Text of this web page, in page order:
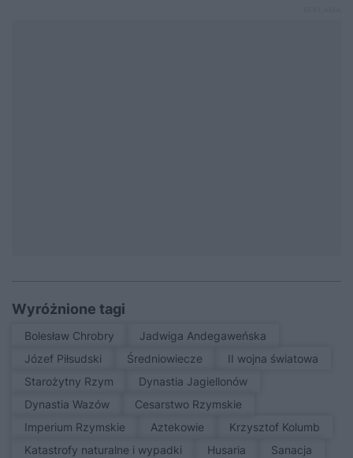
Wyróżnione tagi
Bolesław Chrobry
Jadwiga Andegaweńska
Józef Piłsudski
średniowiecze
II wojna światowa
Starożytny Rzym
Dynastia Jagiellonów
Dynastia Wazów
Cesarstwo Rzymskie
Imperium Rzymskie
Aztekowie
Krzysztof Kolumb
Katastrofy naturalne i wypadki
Husaria sanacja